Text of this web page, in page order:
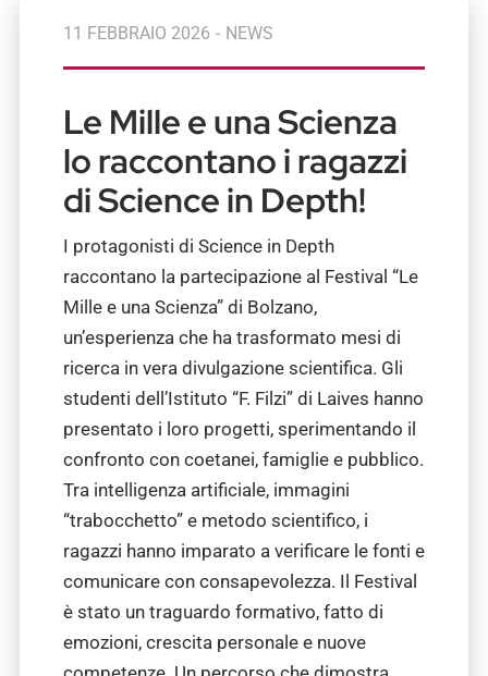
11 FEBBRAIO 2026 - NEWS
Le Mille e una Scienza
lo raccontano i ragazzi
di Science in Depth!
I protagonisti di Science in Depth
raccontano la partecipazione al Festival “Le
Mille e una Scienza” di Bolzano,
un’esperienza che ha trasformato mesi di
ricerca in vera divulgazione scientifica. Gli
studenti dell’Istituto “F. Filzi” di Laives hanno
presentato i loro progetti, sperimentando il
confronto con coetanei, famiglie e pubblico.
Tra intelligenza artificiale, immagini
“trabocchetto” e metodo scientifico, i
ragazzi hanno imparato a verificare le fonti e
comunicare con consapevolezza. Il Festival
è stato un traguardo formativo, fatto di
emozioni, crescita personale e nuove